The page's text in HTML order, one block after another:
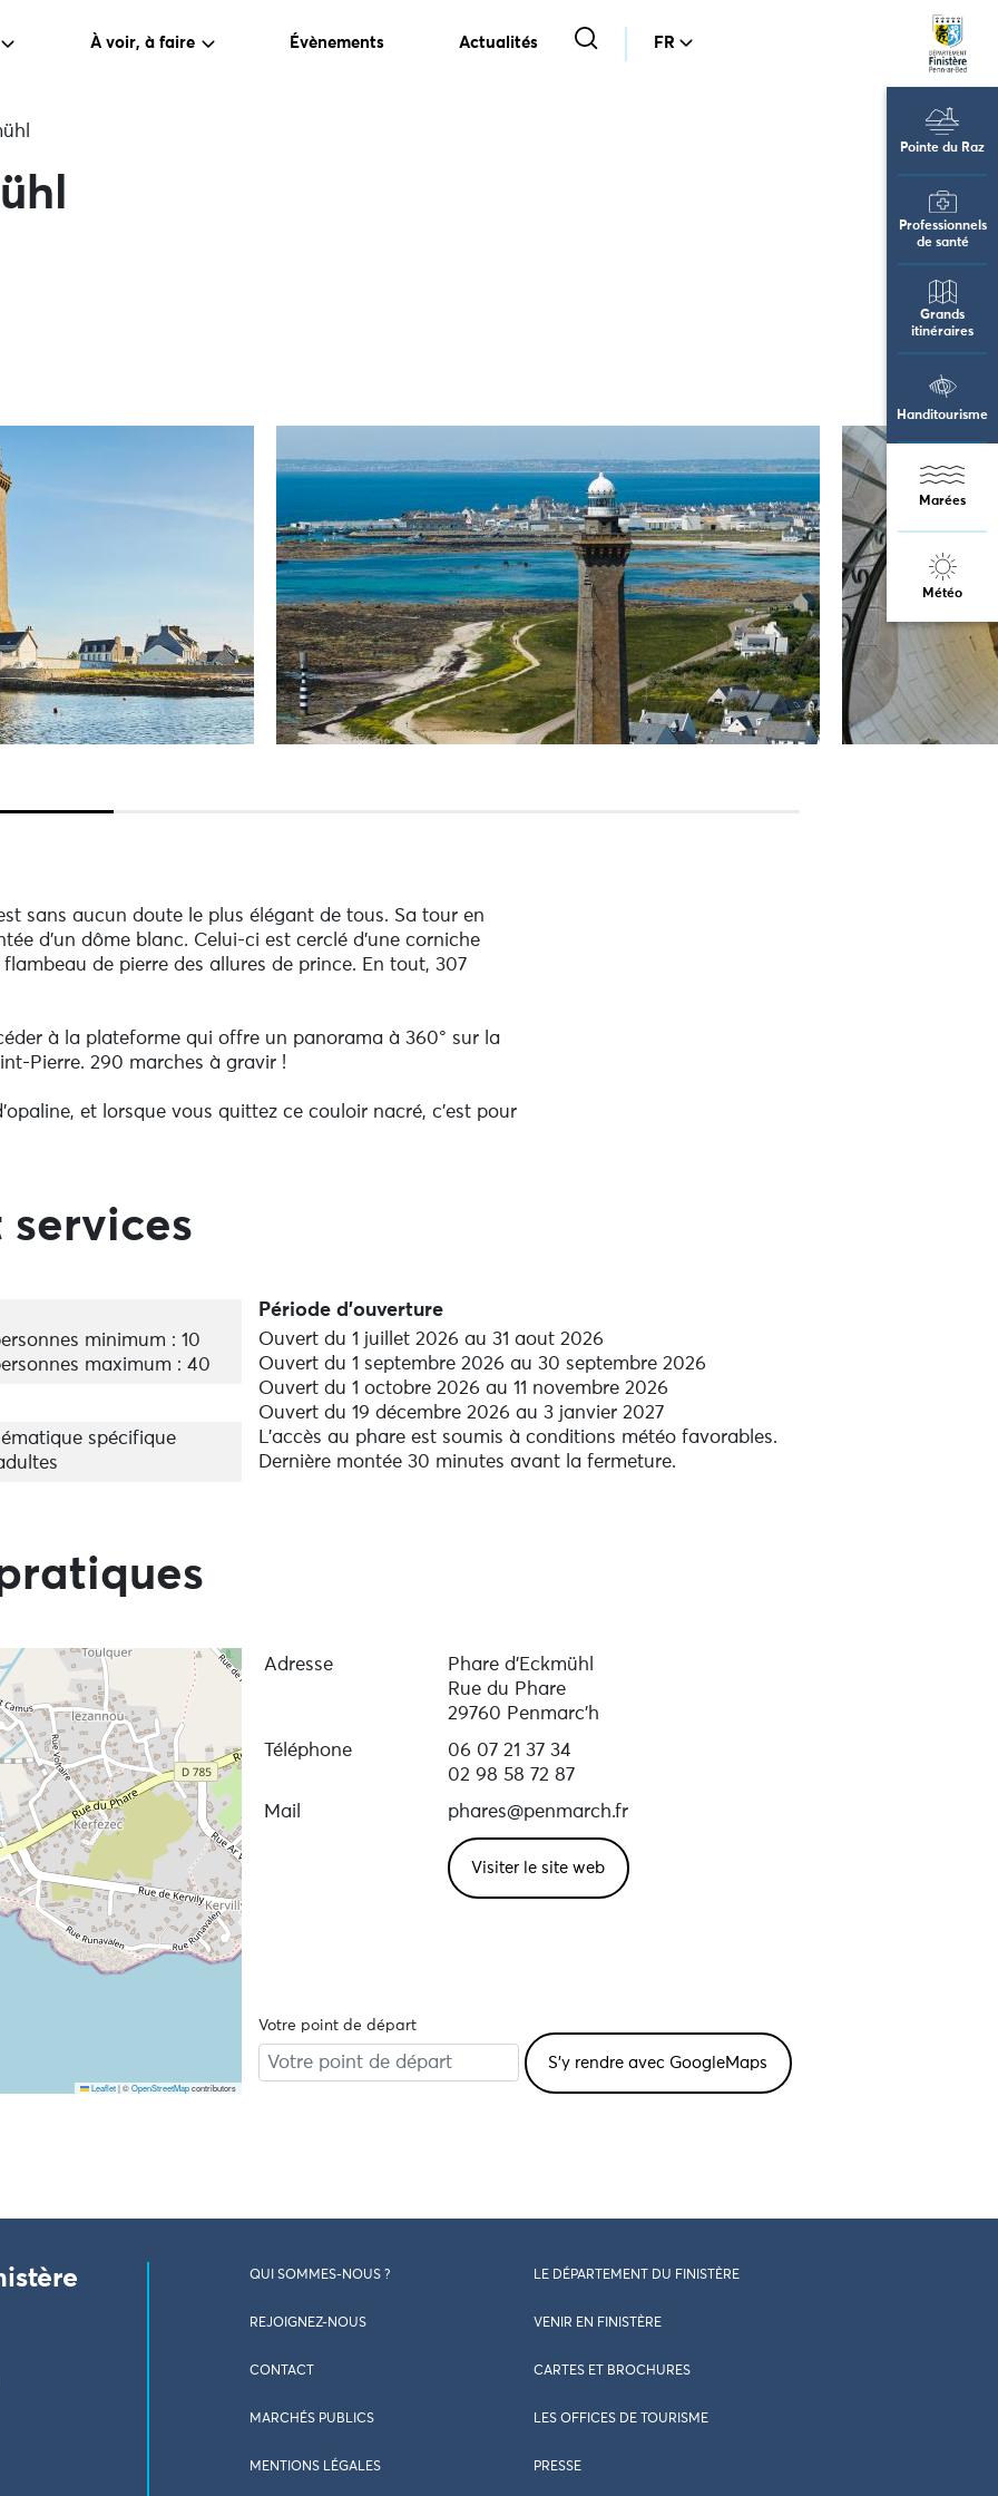
À voir, à faire Évènements Actualités FR
Pointe du Raz
Professionnels
de santé
Grands
itinéraires
Handitourisme
Marées
Météo
sans aucun doute le plus élégant de tous. Sa tour en
d’un dôme blanc. Celui-ci est cerclé d’une corniche
de pierre des allures de prince. En tout, 307
à la plateforme qui offre un panorama à 360° sur la
Pierre. 290 marches à gravir !
et lorsque vous quittez ce couloir nacré, c’est pour
et de la mer que seul l’horizon sait distinguer.
sur l’ancien phare de Penmarc’h, aujourd’hui inactif et
cet alignement vers le large on aperçoit aussi le
et qui s'emploie à surveiller l’espace maritime.
45 km à la ronde, toutes les 5 secondes et ce depuis 1897,
la Baie d'Audierne et touche même les rivages du
de la Toussaint et pendant les vacances de Noël selon
de ces visites guidées par téléphone ou sur le site
minimum : 10
maximum : 40
spécifique
Période d'ouverture
Ouvert du 1 juillet 2026 au 31 aout 2026
Ouvert du 1 septembre 2026 au 30 septembre 2026
Ouvert du 1 octobre 2026 au 11 novembre 2026
Ouvert du 19 décembre 2026 au 3 janvier 2027
L'accès au phare est soumis à conditions météo favorables.
Dernière montée 30 minutes avant la fermeture.
Leaflet |©OpenStreetMapcontributors
Adresse
Phare d’Eckmühl
Rue du Phare
29760 Penmarc'h
Téléphone
06 07 21 37 34
02 98 58 72 87
Mail
phares@penmarch.fr
Visiter le site web
Votre point de départ
QUI SOMMES-NOUS ? LE DÉPARTEMENT DU FINISTÈRE
REJOIGNEZ-NOUS VENIR EN FINISTÈRE
CONTACT CARTES ET BROCHURES
MARCHÉS PUBLICS LES OFFICES DE TOURISME
MENTIONS LÉGALES PRESSE